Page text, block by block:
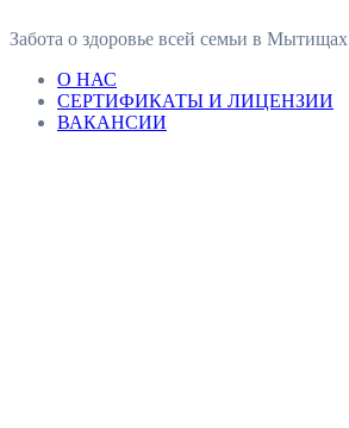
Забота о здоровье всей семьи в Мытищах
О НАС
СЕРТИФИКАТЫ И ЛИЦЕНЗИИ
ВАКАНСИИ